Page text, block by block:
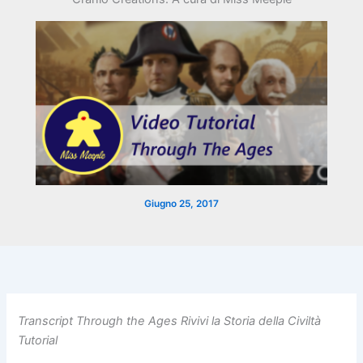
Giugno 25, 2017
Transcript Through the Ages Rivivi la Storia della Civiltà
Tutorial